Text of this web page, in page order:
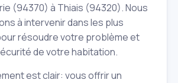
(94370) à Thiais (94320). Nous
à intervenir dans les plus
résoudre votre problème et
de votre habitation.
est clair: vous offrir un